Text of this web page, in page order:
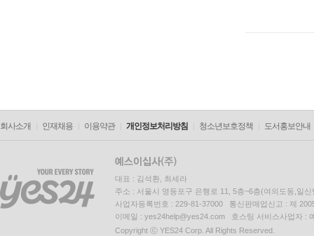
회사소개 인재채용 이용약관 개인정보처리방침 청소년보호정책 도서홍보안내
대표 : 김석환, 최세라
주소 : 서울시 영등포구 은행로 11, 5층~6층(여의도동,일신
사업자등록번호 : 229-81-37000 통신판매업신고 : 제
이메일 : yes24help@yes24.com 호스팅 서비스사업자 :
Copyright ⓒ YES24 Corp. All Rights Reserved.